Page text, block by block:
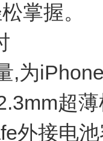
掌握。
,为
超
外接电